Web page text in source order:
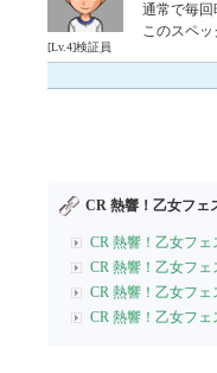
[Lv.4]検証員
通常で毎回
CR 熱響！乙女フェ
CR 熱響！乙女フ
CR 熱響！乙女フ
CR 熱響！乙女フ
CR 熱響！乙女フ